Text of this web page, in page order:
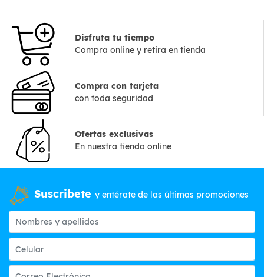
Disfruta tu tiempo
Compra online y retira en tienda
Compra con tarjeta
con toda seguridad
Ofertas exclusivas
En nuestra tienda online
Suscribete y entérate de las últimas promociones